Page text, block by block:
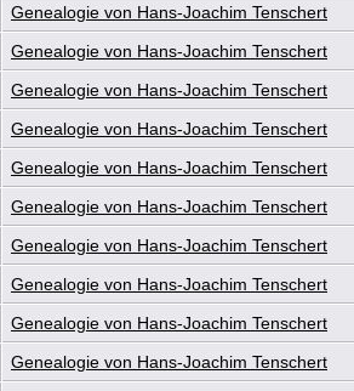
Genealogie von Hans-Joachim Tenschert
Genealogie von Hans-Joachim Tenschert
Genealogie von Hans-Joachim Tenschert
Genealogie von Hans-Joachim Tenschert
Genealogie von Hans-Joachim Tenschert
Genealogie von Hans-Joachim Tenschert
Genealogie von Hans-Joachim Tenschert
Genealogie von Hans-Joachim Tenschert
Genealogie von Hans-Joachim Tenschert
Genealogie von Hans-Joachim Tenschert